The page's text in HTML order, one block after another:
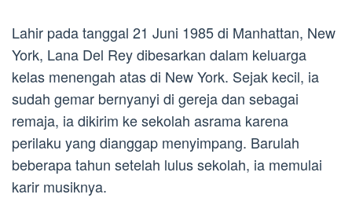
Lahir pada tanggal 21 Juni 1985 di Manhattan, New
York, Lana Del Rey dibesarkan dalam keluarga
kelas menengah atas di New York. Sejak kecil, ia
sudah gemar bernyanyi di gereja dan sebagai
remaja, ia dikirim ke sekolah asrama karena
perilaku yang dianggap menyimpang. Barulah
beberapa tahun setelah lulus sekolah, ia memulai
karir musiknya.